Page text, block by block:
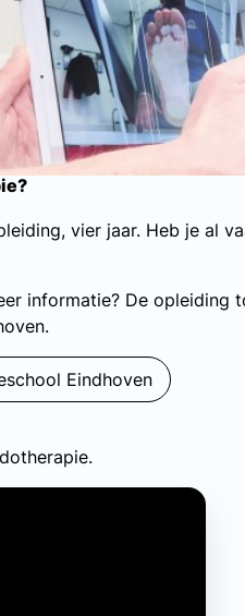
vier jaar. Heb je al
informatie? De
Eindhoven